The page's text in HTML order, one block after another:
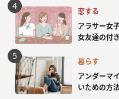
恋する
アラサー女
女友達の付
暮らす
アンダーマ
いための方